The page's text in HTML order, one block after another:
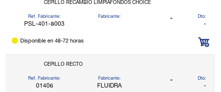
CEPILLO RECAMBIO LIMPIAFONDOS CHOICE
Ref. Fabricante:
PSL-401-8003
Fabricante: - Dto:
-
Disponible en 48-72 horas
CEPILLO RECTO
Ref. Fabricante:
01406
Fabricante:
FLUIDRA
- Dto:
-